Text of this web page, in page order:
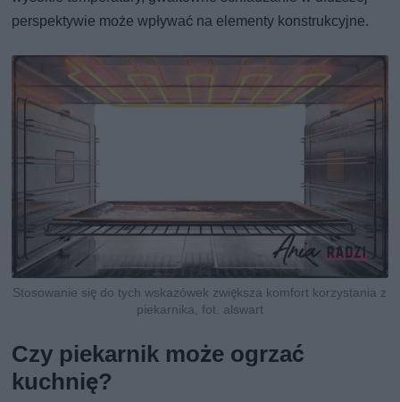
perspektywie może wpływać na elementy konstrukcyjne.
Stosowanie się do tych wskazówek zwiększa komfort korzystania z
piekarnika, fot. alswart
Czy piekarnik może ogrzać
kuchnię?